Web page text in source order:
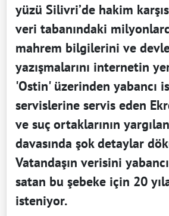
yüzü Silivri’de hakim
veri tabanındaki
mahrem bilgilerini ve
yazışmalarını internetin
'Ostin' üzerinden yabancı
servislerine servis eden
ve suç ortaklarının
davasında şok detaylar
Vatandaşın verisini
satan bu şebeke için 20
isteniyor.